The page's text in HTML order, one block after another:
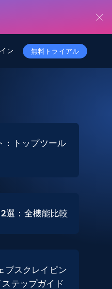
ン 無料トライアル
：トップツール
選：全機能比較
ブスクレイピン
ステップガイド